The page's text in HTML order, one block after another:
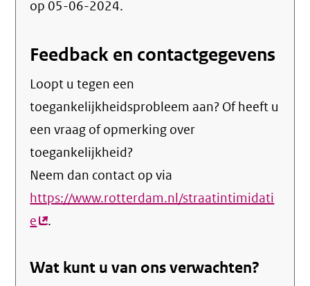
op 05-06-2024.
Feedback en contactgegevens
Loopt u tegen een
toegankelijkheidsprobleem aan? Of heeft u
een vraag of opmerking over
toegankelijkheid?
Neem dan contact op via
https://www.rotterdam.nl/straatintimidati
e(externe
.
Wat kunt u van ons verwachten?